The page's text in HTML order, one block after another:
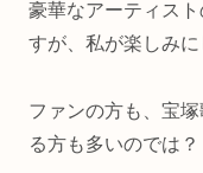
豪華なアーティス
すが、私が楽しみ
ファンの方も、宝
る方も多いのでは？